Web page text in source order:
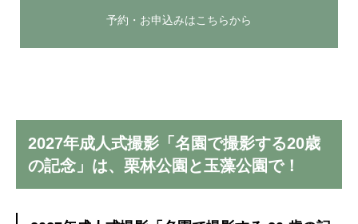
予約・お申込みはこちらから
2027年成人式撮影「名園で撮影する20歳
の記念」は、栗林公園と玉藻公園で！